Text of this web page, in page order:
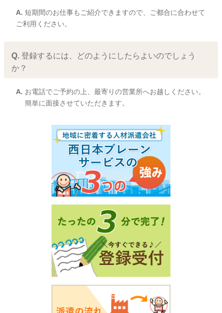
A. 短期間のお仕事もご紹介できますので、ご都合に合わせて
ご利用ください。
Q. 登録するには、どのようにしたらよいのでしょう
か？
A. お電話でご予約の上、最寄りの営業所へお越しください。
簡単に面接させていただきます。